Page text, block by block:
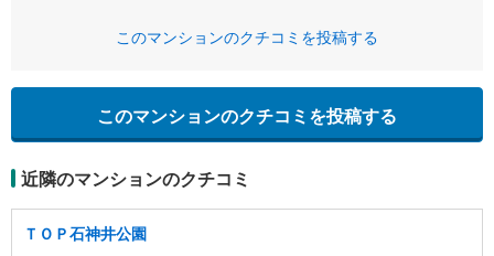
このマンションのクチコミを投稿する
このマンションのクチコミを投稿する
近隣のマンションのクチコミ
ＴＯＰ石神井公園